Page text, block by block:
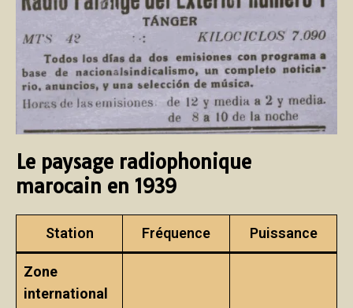
Le paysage radiophonique
marocain en 1939
Station Fréquence Puissance
Zone
international